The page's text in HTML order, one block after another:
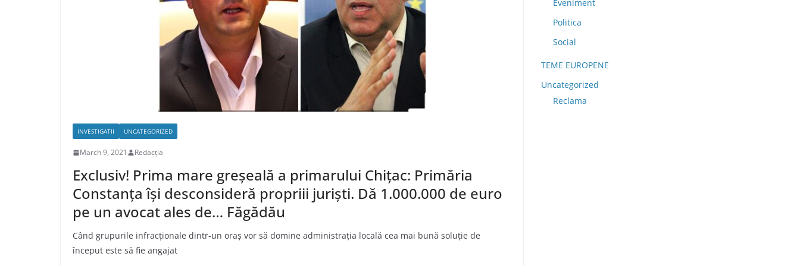
INVESTIGATII UNCATEGORIZED
March 9, 2021 Redacția
Exclusiv! Prima mare greșeală a primarului Chițac: Primăria
Constanța își desconsideră propriii juriști. Dă 1.000.000 de euro
pe un avocat ales de… Făgădău
Când grupurile infracționale dintr-un oraș vor să domine administrația locală cea mai bună soluție de
început este să fie angajat
Eveniment
Politica
Social
TEME EUROPENE
Uncategorized
Reclama